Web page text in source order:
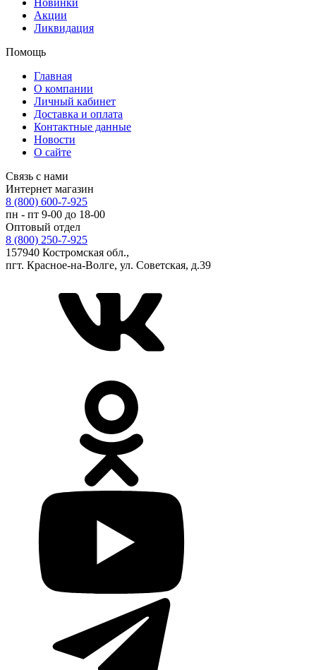
Новинки
Акции
Ликвидация
Помощь
Главная
О компании
Личный кабинет
Доставка и оплата
Контактные данные
Новости
О сайте
Связь с нами
Интернет магазин
8 (800) 600-7-925
пн - пт 9-00 до 18-00
Оптовый отдел
8 (800) 250-7-925
157940 Костромская обл.,
пгт. Красное-на-Волге, ул. Советская, д.39